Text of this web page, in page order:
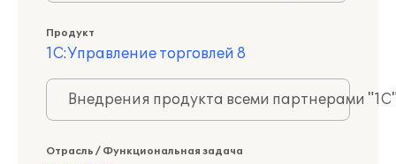
Продукт
1С:Управление торговлей 8
Внедрения продукта всеми партнерами
Отрасль / Функциональная задача